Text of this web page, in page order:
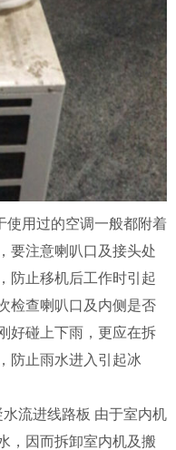
用过的空调一般都附着
要注意喇叭口及接头处
防止移机后工作时引起
检查喇叭口及内侧是否
好碰上下雨，更应在拆
防止雨水进入引起冰
流进线路板 由于室内机
，因而拆卸室内机及搬